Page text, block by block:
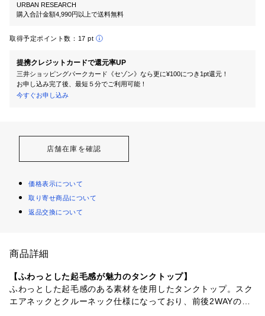
URBAN RESEARCH
購入合計金額4,990円以上で送料無料
取得予定ポイント数： 17 pt
提携クレジットカードで還元率UP
三井ショッピングパークカード《セゾン》なら更に¥100につき1pt還元！
お申し込み完了後、最短５分でご利用可能！
今すぐお申し込み
店舗在庫を確認
価格表示について
取り寄せ商品について
返品交換について
商品詳細
【ふわっとした起毛感が魅力のタンクトップ】
ふわっとした起毛感のある素材を使用したタンクトップ。スク
エアネックとクルーネック仕様になっており、前後2WAYの着